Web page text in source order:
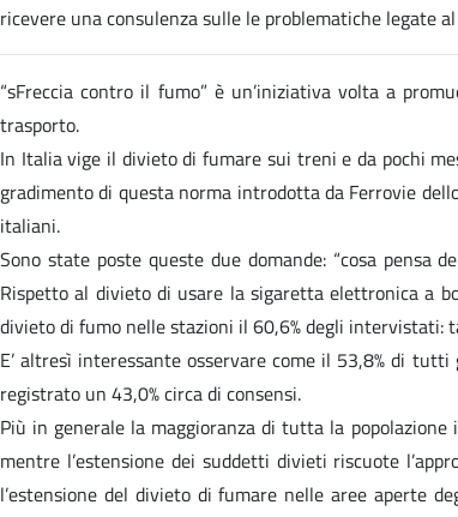
ricevere una consulenza sulle le problematiche legate
“sFreccia contro il fumo” è un’iniziativa volta a
trasporto.
In Italia vige il divieto di fumare sui treni e da pochi
gradimento di questa norma introdotta da Ferrovie
italiani.
Sono state poste queste due domande: “cosa
Rispetto al divieto di usare la sigaretta elettronica a
divieto di fumo nelle stazioni il 60,6% degli intervistati:
E’ altresì interessante osservare come il 53,8% di
registrato un 43,0% circa di consensi.
Più in generale la maggioranza di tutta la
mentre l’estensione dei suddetti divieti riscuote
l’estensione del divieto di fumare nelle aree aperte